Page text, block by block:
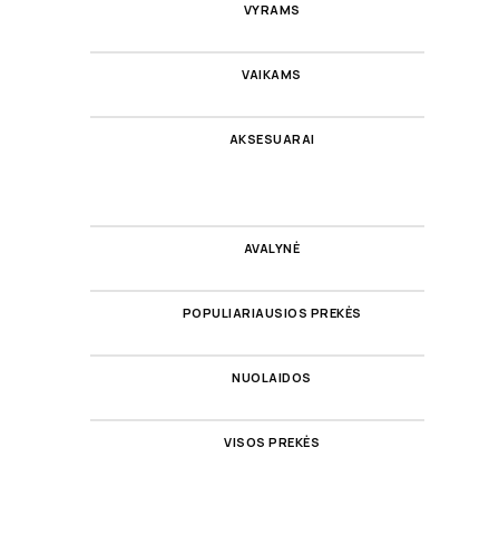
VYRAMS
VAIKAMS
AKSESUARAI
AVALYNĖ
POPULIARIAUSIOS PREKĖS
NUOLAIDOS
VISOS PREKĖS